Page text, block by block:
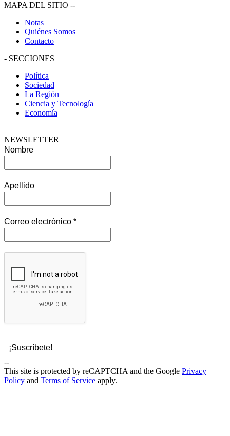
MAPA DEL SITIO --
Notas
Quiénes Somos
Contacto
- SECCIONES
Política
Sociedad
La Región
Ciencia y Tecnología
Economía
NEWSLETTER
Nombre
Apellido
Correo electrónico *
--
This site is protected by reCAPTCHA and the Google Privacy
Policy and Terms of Service apply.